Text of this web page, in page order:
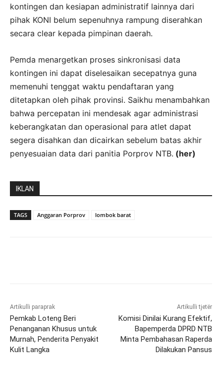
kontingen dan kesiapan administratif lainnya dari
pihak KONI belum sepenuhnya rampung diserahkan
secara clear kepada pimpinan daerah.
Pemda menargetkan proses sinkronisasi data
kontingen ini dapat diselesaikan secepatnya guna
memenuhi tenggat waktu pendaftaran yang
ditetapkan oleh pihak provinsi. Saikhu menambahkan
bahwa percepatan ini mendesak agar administrasi
keberangkatan dan operasional para atlet dapat
segera disahkan dan dicairkan sebelum batas akhir
penyesuaian data dari panitia Porprov NTB. (her)
IKLAN
TAGS Anggaran Porprov lombok barat
Artikulli paraprak
Pemkab Loteng Beri
Penanganan Khusus untuk
Murnah, Penderita Penyakit
Kulit Langka
Artikulli tjetër
Komisi Dinilai Kurang Efektif,
Bapemperda DPRD NTB
Minta Pembahasan Raperda
Dilakukan Pansus